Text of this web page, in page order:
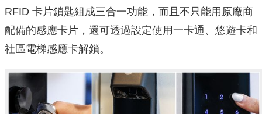
RFID 卡片鎖匙組成三合一功能，而且不只能用原廠商
配備的感應卡片，還可透過設定使用一卡通、悠遊卡和
社區電梯感應卡解鎖。